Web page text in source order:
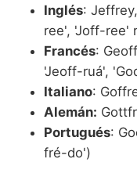
Inglés:
ree', 'Joff-ree'
Francés:
'Jeoff-ruá',
Italiano:
Alemán:
Portugués:
fré-do')